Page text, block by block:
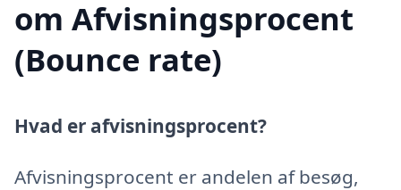
om Afvisningsprocent
(Bounce rate)
Hvad er afvisningsprocent?
Afvisningsprocent er andelen af besøg,